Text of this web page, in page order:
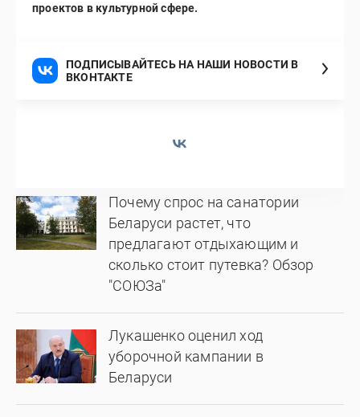
проектов в культурной сфере.
ПОДПИСЫВАЙТЕСЬ НА НАШИ НОВОСТИ В
ВКОНТАКТЕ
Почему спрос на санатории
Беларуси растет, что
предлагают отдыхающим и
сколько стоит путевка? Обзор
"СОЮЗа"
Лукашенко оценил ход
уборочной кампании в
Беларуси